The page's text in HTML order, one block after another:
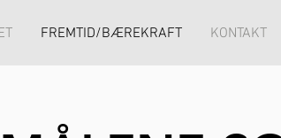
FREMTID/BÆREKRAFT KONTAKT